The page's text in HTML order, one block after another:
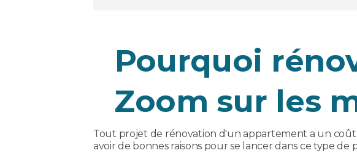
Pourquoi
Zoom sur les
Tout projet de rénovation d'un appartement a un
avoir de bonnes raisons pour se lancer dans ce type de